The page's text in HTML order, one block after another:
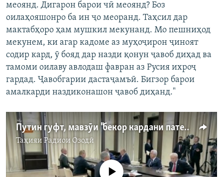
меоянд. Дигарон барои чӣ меоянд? Боз
оилаҳояшонро ба ин ҷо меоранд. Таҳсил дар
мактабҳоро ҳам мушкил мекунанд. Мо пешниҳод
мекунем, ки агар кадоме аз муҳоҷирон ҷиноят
содир кард, ӯ бояд дар назди қонун ҷавоб диҳад ва
тамоми оилаву авлодаш фавран аз Русия ихроҷ
гардад. Ҷавобгарии дастаҷамъӣ. Бигзор барои
амалкарди наздиконашон ҷавоб диҳанд."
Путин гуфт, мавзӯи "бекор кардани патент бояд баррасӣ шавад"
Таҳияи Радиои Озодӣ
Феълан кор намекунад